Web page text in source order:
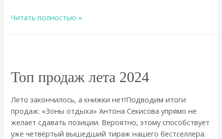
ТОП-40
Читать полностью »
Топ продаж лета 2024
Лето закончилось, а книжки нет!Подводим итоги
продаж: «Зоны отдыха» Антона Секисова упрямо не
желает сдавать позиции. Вероятно, этому способствует
уже четвёртый вышедший тираж нашего бестселлера.